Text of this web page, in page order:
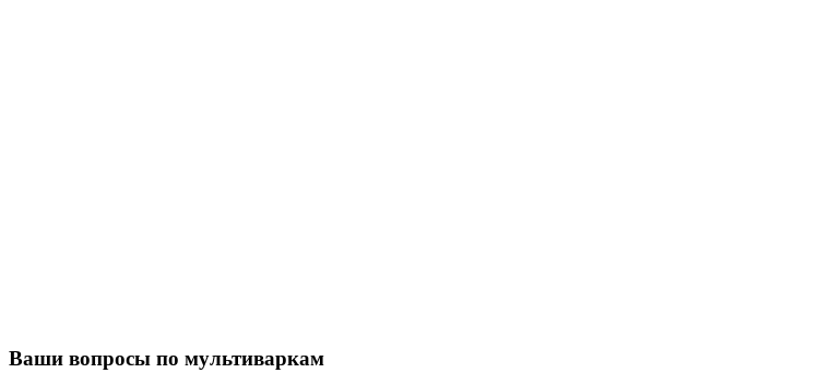
Ваши вопросы по мультиваркам